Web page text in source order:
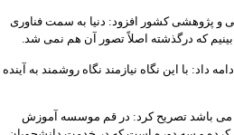
و پژوهشی کشور افزود: دنیا به سمت فناوری
که درگذشته اصلاً تصور آن هم نمی شد.
با این نگاه نیازمند نگاه روشمند به آینده
می باشد تصریح کرد: در قم موسسه آموزش